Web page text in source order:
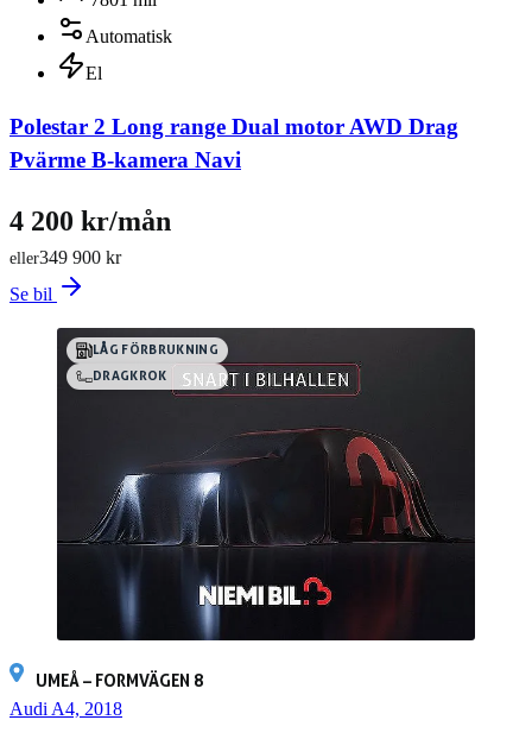
Automatisk
El
Polestar 2 Long range Dual motor AWD Drag
Pvärme B-kamera Navi
349 900 kr
eller
4 200 kr/mån
Se bil
LÅG FÖRBRUKNING
DRAGKROK
UMEÅ – FORMVÄGEN 8
Audi A4, 2018